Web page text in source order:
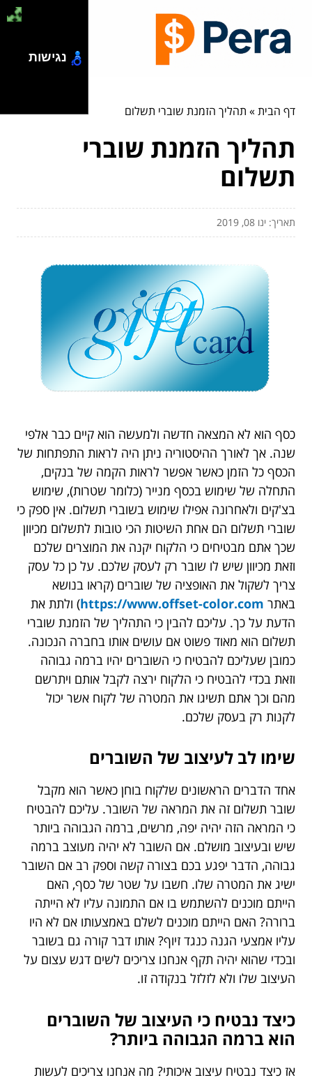
דף הבית» תהליך הזמנת שוברי תשלום
תהליך הזמנת שוברי
תשלום
תאריך: ינו 08, 2019
כסף הוא לא המצאה חדשה ולמעשה הוא קיים כבר אלפי
שנה. אך לאורך ההיסטוריה ניתן היה לראות התפתחות של
הכסף כל הזמן כאשר אפשר לראות הקמה של בנקים,
התחלה של שימוש בכסף מנייר (כלומר שטרות), שימוש
בצ'קים ולאחרונה אפילו שימוש בשוברי תשלום. אין ספק כי
שוברי תשלום הם אחת השיטות הכי טובות לתשלום מכיוון
שכך אתם מבטיחים כי הלקוח יקנה את המוצרים שלכם
וזאת מכיוון שיש לו שובר רק לעסק שלכם. על כן כל עסק
צריך לשקול את האופציה של שוברים (קראו בנושא
באתר https://www.offset-color.com) ולתת את
הדעת על כך. עליכם להבין כי התהליך של הזמנת שוברי
תשלום הוא מאוד פשוט אם עושים אותו בחברה הנכונה.
כמובן שעליכם להבטיח כי השוברים יהיו ברמה גבוהה
וזאת בכדי להבטיח כי הלקוח ירצה לקבל אותם ויתרשם
מהם וכך אתם תשיגו את המטרה של לקוח אשר יכול
לקנות רק בעסק שלכם.
שימו לב לעיצוב של השוברים
אחד הדברים הראשונים שלקוח בוחן כאשר הוא מקבל
שובר תשלום זה את המראה של השובר. עליכם להבטיח
כי המראה הזה יהיה יפה, מרשים, ברמה הגבוהה ביותר
שיש ובעיצוב מושלם. אם השובר לא יהיה מעוצב ברמה
גבוהה, הדבר יפגע בכם בצורה קשה וספק רב אם השובר
ישיג את המטרה שלו. חשבו על שטר של כסף, האם
הייתם מוכנים להשתמש בו אם התמונה עליו לא הייתה
ברורה? האם הייתם מוכנים לשלם באמצעותו אם לא היו
עליו אמצעי הגנה כנגד זיוף? אותו דבר קורה גם בשובר
ובכדי שהוא יהיה תקף אנחנו צריכים לשים דגש עצום על
העיצוב שלו ולא לזלזל בנקודה זו.
כיצד נבטיח כי העיצוב של השוברים
הוא ברמה הגבוהה ביותר?
אז כיצד נבטיח עיצוב איכותי? מה אנחנו צריכים לעשות
נגישות